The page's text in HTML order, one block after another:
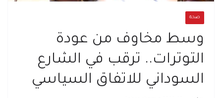
صحة
وسط مخاوف من عودة
التوترات.. ترقب في الشارع
السوداني للاتفاق السياسي